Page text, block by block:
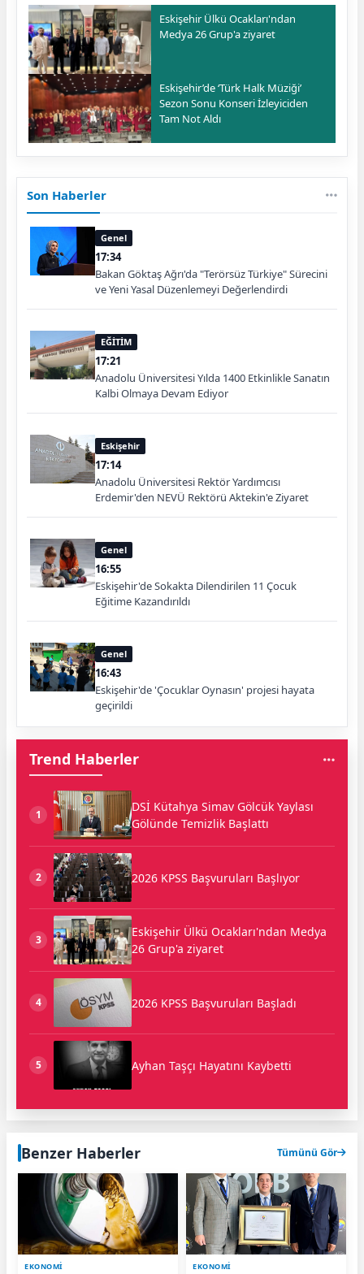
Eskişehir Ülkü Ocakları'ndan
Medya 26 Grup'a ziyaret
Eskişehir’de ‘Türk Halk Müziği’
Sezon Sonu Konseri İzleyiciden
Tam Not Aldı
Son Haberler
Genel
17:34
Bakan Göktaş Ağrı'da "Terörsüz Türkiye" Sürecini
ve Yeni Yasal Düzenlemeyi Değerlendirdi
EĞİTİM
17:21
Anadolu Üniversitesi Yılda 1400 Etkinlikle Sanatın
Kalbi Olmaya Devam Ediyor
Eskişehir
17:14
Anadolu Üniversitesi Rektör Yardımcısı
Erdemir'den NEVÜ Rektörü Aktekin'e Ziyaret
Genel
16:55
Eskişehir'de Sokakta Dilendirilen 11 Çocuk
Eğitime Kazandırıldı
Genel
16:43
Eskişehir'de 'Çocuklar Oynasın' projesi hayata
geçirildi
Trend Haberler
1
DSİ Kütahya Simav Gölcük Yaylası
Gölünde Temizlik Başlattı
2 2026 KPSS Başvuruları Başlıyor
3
Eskişehir Ülkü Ocakları'ndan Medya
26 Grup'a ziyaret
4 2026 KPSS Başvuruları Başladı
5 Ayhan Taşçı Hayatını Kaybetti
Benzer Haberler Tümünü Gör
EKONOMİ EKONOMİ